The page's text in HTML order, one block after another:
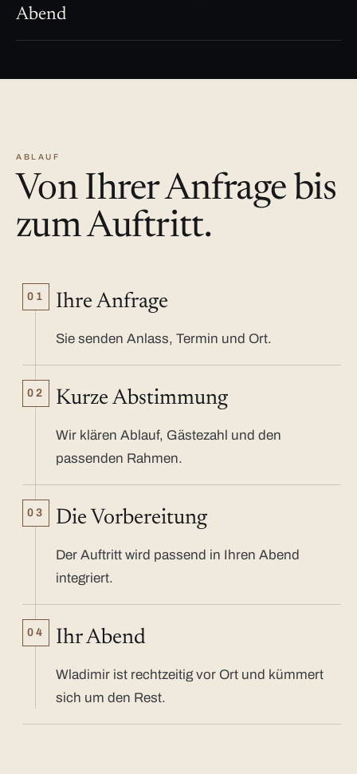
Abend
ABLAUF
Von Ihrer Anfrage bis
zum Auftritt.
01 Ihre Anfrage
Sie senden Anlass, Termin und Ort.
02 Kurze Abstimmung
Wir klären Ablauf, Gästezahl und den
passenden Rahmen.
03 Die Vorbereitung
Der Auftritt wird passend in Ihren Abend
integriert.
04 Ihr Abend
Wladimir ist rechtzeitig vor Ort und kümmert
sich um den Rest.